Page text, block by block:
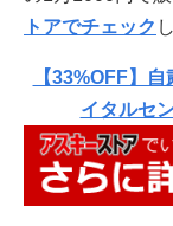
トアでチェック
【33%OFF】
イタルセ